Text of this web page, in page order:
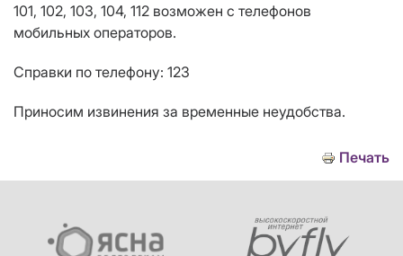
101, 102, 103, 104, 112 возможен с телефонов
мобильных операторов.
Справки по телефону: 123
Приносим извинения за временные неудобства.
Печать